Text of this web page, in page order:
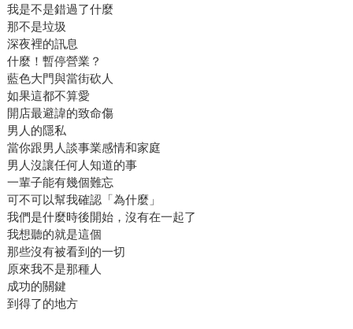
我是不是錯過了什麼
那不是垃圾
深夜裡的訊息
什麼！暫停營業？
藍色大門與當街砍人
如果這都不算愛
開店最避諱的致命傷
男人的隱私
當你跟男人談事業感情和家庭
男人沒讓任何人知道的事
一輩子能有幾個難忘
可不可以幫我確認「為什麼」
我們是什麼時後開始，沒有在一起了
我想聽的就是這個
那些沒有被看到的一切
原來我不是那種人
成功的關鍵
到得了的地方